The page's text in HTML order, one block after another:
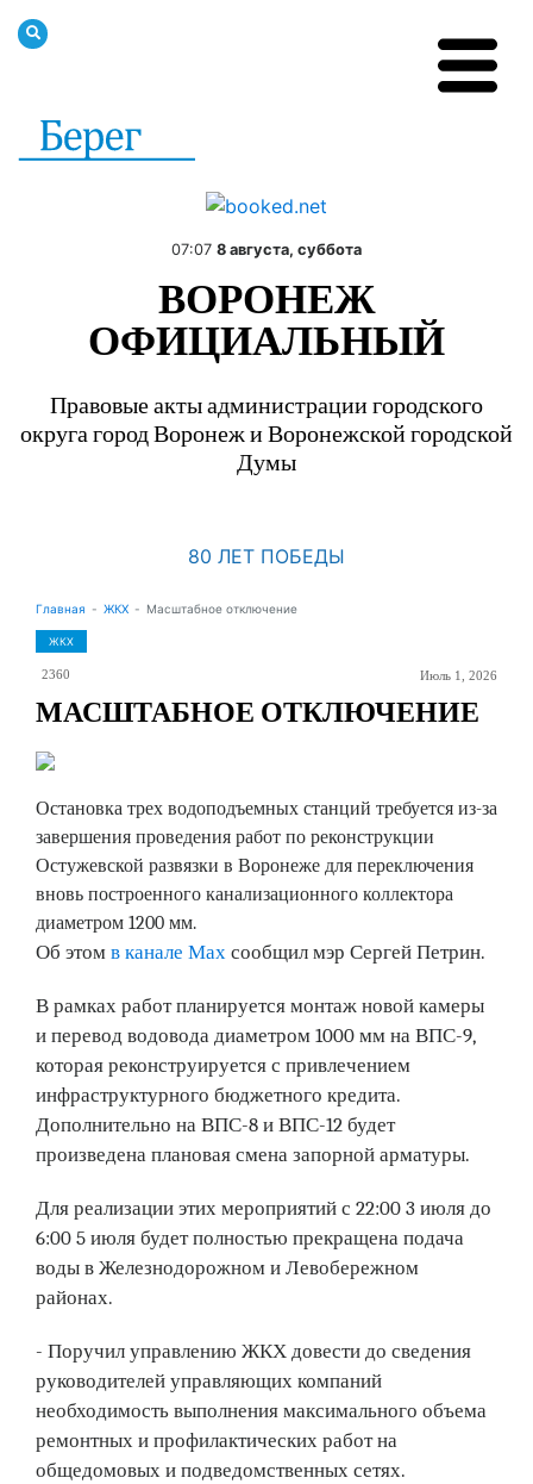
07:07 8 августа, суббота
ВОРОНЕЖ
ОФИЦИАЛЬНЫЙ
Правовые акты администрации городского
округа город Воронеж и Воронежской городской
Думы
80 ЛЕТ ПОБЕДЫ
Главная ЖКХ Масштабное отключение
ЖКХ
2360 Июль 1, 2026
МАСШТАБНОЕ ОТКЛЮЧЕНИЕ
Остановка трех водоподъемных станций требуется из-за
завершения проведения работ по реконструкции
Остужевской развязки в Воронеже для переключения
вновь построенного канализационного коллектора
диаметром 1200 мм.
Об этом в канале Мах сообщил мэр Сергей Петрин.
В рамках работ планируется монтаж новой камеры
и перевод водовода диаметром 1000 мм на ВПС-9,
которая реконструируется с привлечением
инфраструктурного бюджетного кредита.
Дополнительно на ВПС-8 и ВПС-12 будет
произведена плановая смена запорной арматуры.
Для реализации этих мероприятий с 22:00 3 июля до
6:00 5 июля будет полностью прекращена подача
воды в Железнодорожном и Левобережном
районах.
- Поручил управлению ЖКХ довести до сведения
руководителей управляющих компаний
необходимость выполнения максимального объема
ремонтных и профилактических работ на
общедомовых и подведомственных сетях.